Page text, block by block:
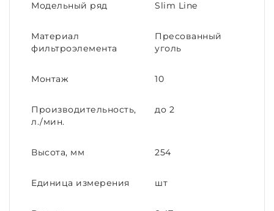
Модельный ряд Slim Line
Материал
фильтроэлемента
Пресованный
уголь
Монтаж 10
Производительность,
л./мин.
до 2
Высота, мм 254
Единица измерения шт